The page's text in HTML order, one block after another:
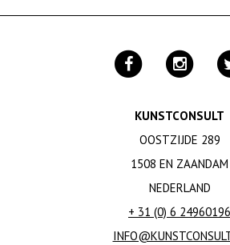
KUNSTCONSULT
OOSTZIJDE 289
1508 EN ZAANDAM
NEDERLAND
+ 31 (0) 6 24960196